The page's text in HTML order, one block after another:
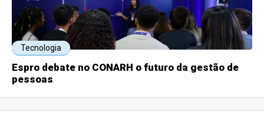
Tecnologia
Espro debate no CONARH o futuro da gestão de
pessoas